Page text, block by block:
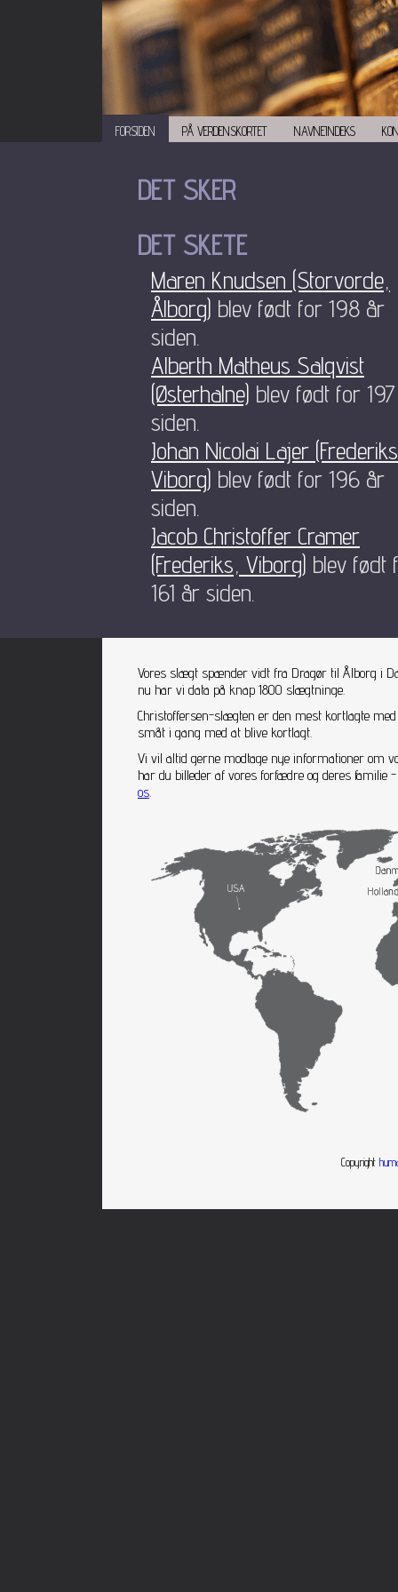
FORSIDEN PÅ VERDENSKORTET NAVNEINDEKS
DET SKER
DET SKETE
Maren Knudsen (Storvorde,
Ålborg) blev født for 198 år
siden.
Alberth Matheus Salqvist
(Østerhalne) blev født for
siden.
Johan Nicolai Lajer
Viborg) blev født for 196 år
siden.
Jacob Christoffer Cramer
(Frederiks, Viborg) blev født
161 år siden.
Vores slægt spænder vidt fra Dragør til Ålborg i
nu har vi data på knap 1800 slægtninge.
Christoffersen-slægten er den mest kortlagte
småt i gang med at blive kortlagt.
Vi vil altid gerne modtage nye informationer om
har du billeder af vores forfædre og deres
os.
Copyright